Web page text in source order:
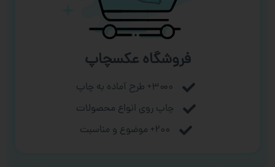
فروشگاه عکسچاپ
۳۰۰۰+ طرح آماده به چاپ
چاپ روی انواع محصولات
۲۰۰+ موضوع و مناسبت